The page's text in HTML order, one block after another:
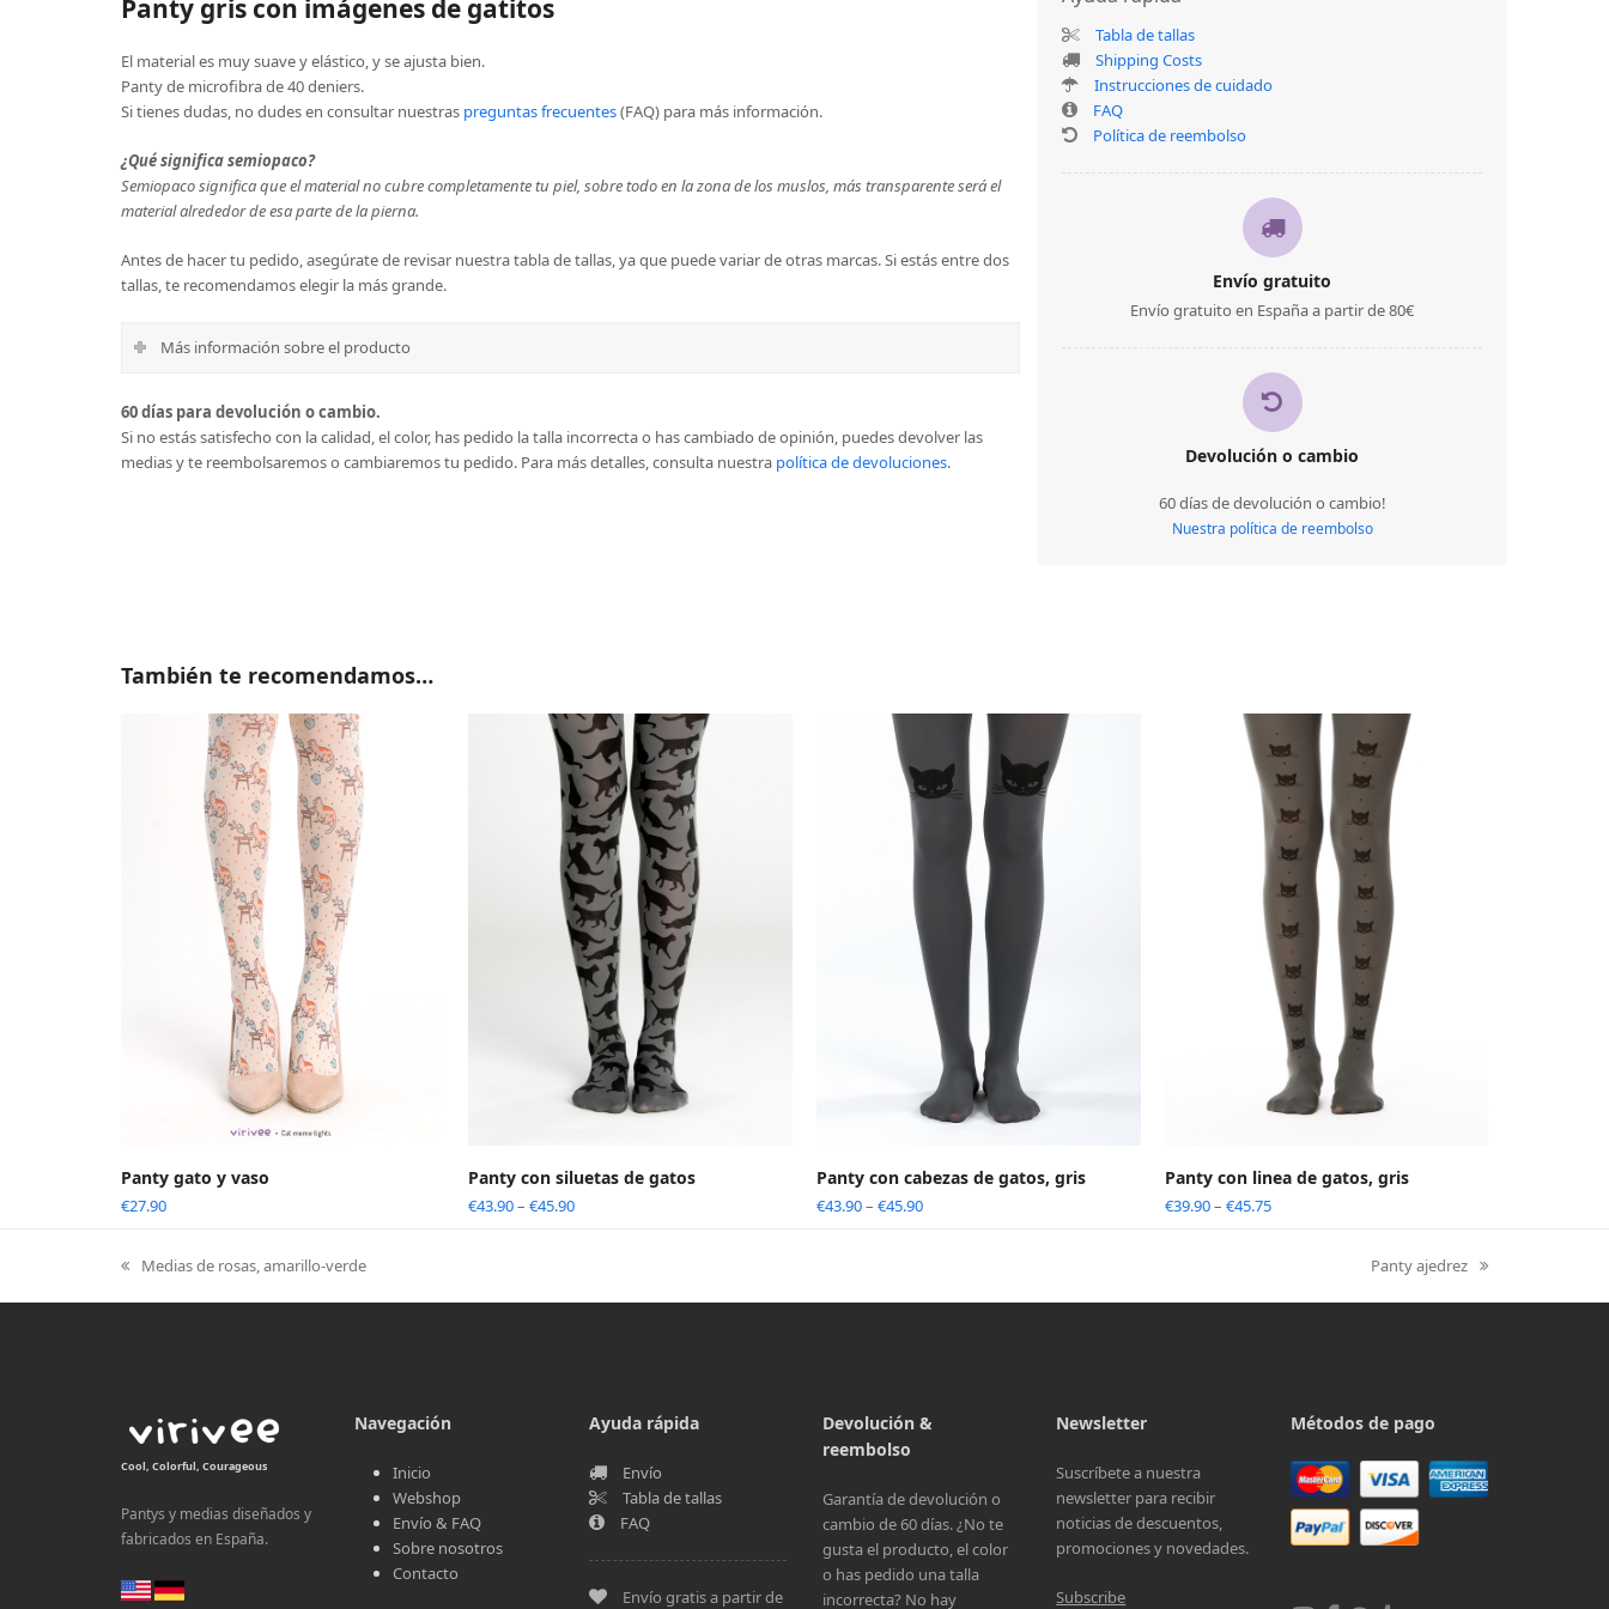
Panty gris con imágenes de gatitos
El material es muy suave y elástico, y se ajusta bien.
Panty de microfibra de 40 deniers.
Si tienes dudas, no dudes en consultar nuestras preguntas frecuentes(FAQ) para más información.
¿Qué significa semiopaco?
Semiopaco significa que el material no cubre completamente tu piel, sobre todo en la zona de los muslos, más transparente será el
material alrededor de esa parte de la pierna.
Antes de hacer tu pedido, asegúrate de revisar nuestra tabla de tallas, ya que puede variar de otras marcas. Si estás entre dos
tallas, te recomendamos elegir la más grande.
Más información sobre el producto
60 días para devolución o cambio.
Si no estás satisfecho con la calidad, el color, has pedido la talla incorrecta o has cambiado de opinión, puedes devolver las
medias y te reembolsaremos o cambiaremos tu pedido. Para más detalles, consulta nuestra política de devoluciones.
Tabla de tallas
Shipping Costs
Instrucciones de cuidado
FAQ
Política de reembolso
Envío gratuito
Envío gratuito en España a partir de 80€
Devolución o cambio
60 días de devolución o cambio!
Nuestra política de reembolso
También te recomendamos…
Panty gato y vaso
€27.90
Panty con siluetas de gatos
€43.90–€45.90
Panty con cabezas de gatos, gris
€43.90– €45.90
Panty con linea de gatos, gris
€39.90– €45.75
previous
post:
Medias de rosas, amarillo-verde
next
post:
Panty ajedrez
Cool, Colorful, Courageous
Pantys y medias diseñados y
fabricados en España.
Navegación
Inicio
Webshop
Envío & FAQ
Sobre nosotros
Contacto
Ayuda rápida
Envío
Tabla de tallas
FAQ
Envío gratis a partir de
Devolución &
reembolso
Garantía de devolución o
cambio de 60 días. ¿No te
gusta el producto, el color
o has pedido una talla
incorrecta? No hay
Newsletter
Suscríbete a nuestra
newsletter para recibir
noticias de descuentos,
promociones y novedades.
Subscribe
Métodos de pago